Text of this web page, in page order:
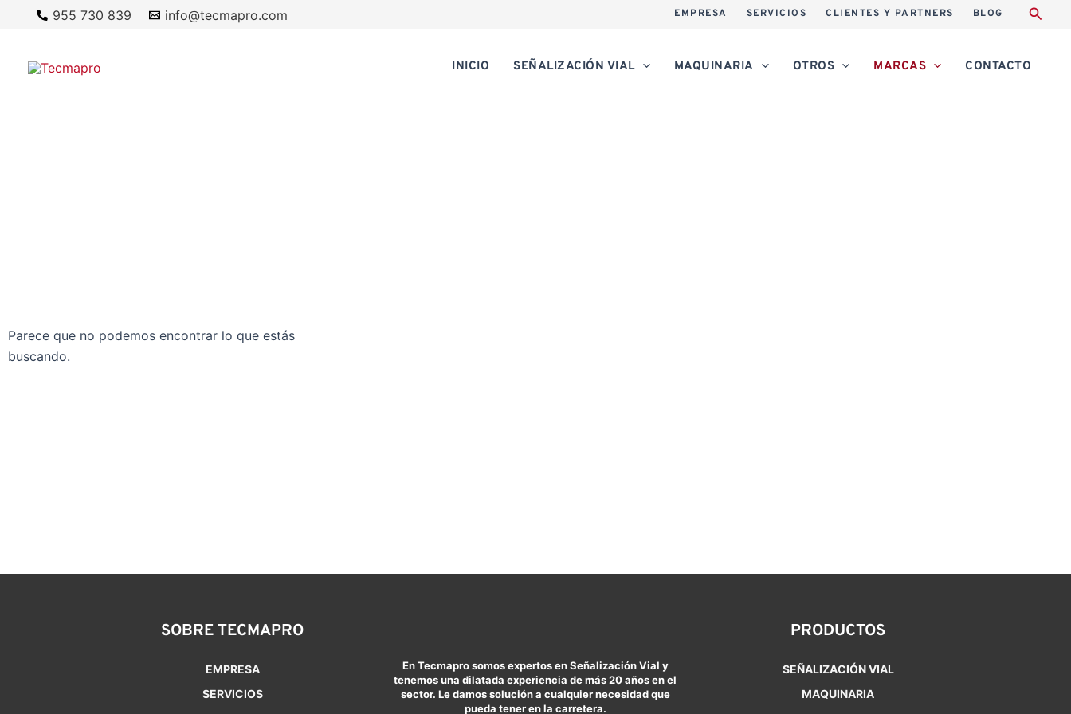
955 730 839 info@tecmapro.com EMPRESA SERVICIOS CLIENTES Y PARTNERS BLOG
INICIO SEÑALIZACIÓN VIAL MAQUINARIA OTROS MARCAS CONTACTO
Parece que no podemos encontrar lo que estás
buscando.
SOBRE TECMAPRO
EMPRESA
SERVICIOS
En Tecmapro somos expertos en Señalización Vial y
tenemos una dilatada experiencia de más 20 años en el
sector. Le damos solución a cualquier necesidad que
pueda tener en la carretera.
PRODUCTOS
SEÑALIZACIÓN VIAL
MAQUINARIA